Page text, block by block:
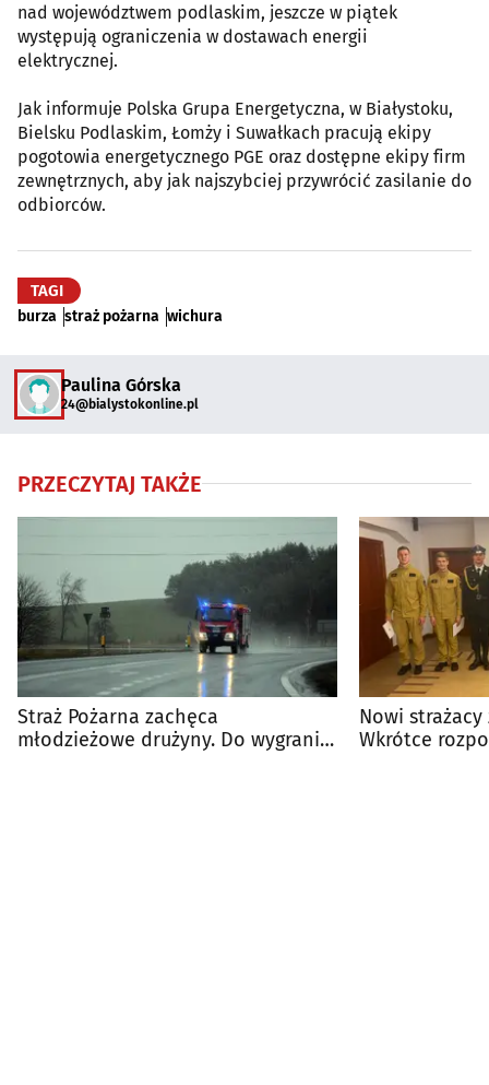
nad województwem podlaskim, jeszcze w piątek
występują ograniczenia w dostawach energii
elektrycznej.
Jak informuje Polska Grupa Energetyczna, w Białystoku,
Bielsku Podlaskim, Łomży i Suwałkach pracują ekipy
pogotowia energetycznego PGE oraz dostępne ekipy firm
zewnętrznych, aby jak najszybciej przywrócić zasilanie do
odbiorców.
TAGI
burza straż pożarna wichura
Paulina Górska
24@bialystokonline.pl
PRZECZYTAJ TAKŻE
Straż Pożarna zachęca
młodzieżowe drużyny. Do wygrania
Nowi
Wkrótce